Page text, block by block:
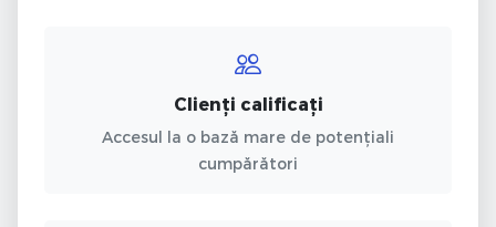
Clienți calificați
Accesul la o bază mare de potențiali
cumpărători